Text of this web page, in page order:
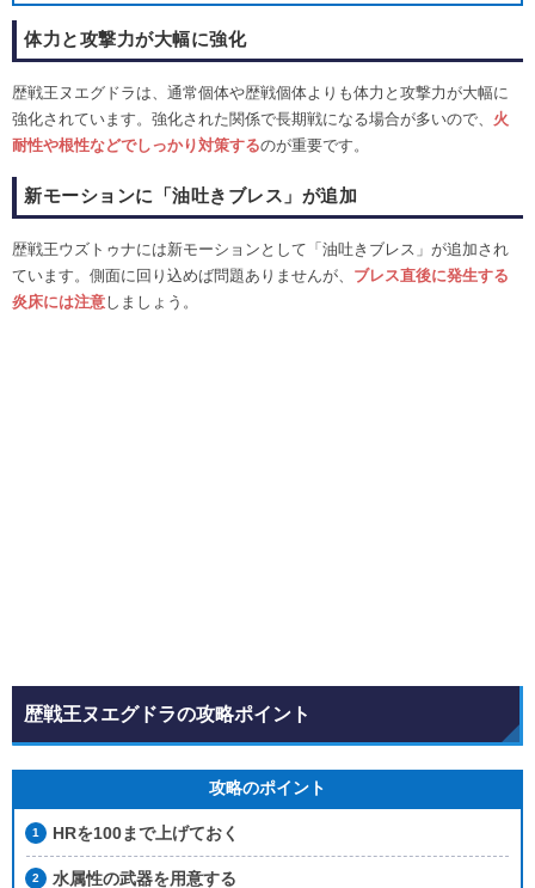
体力と攻撃力が大幅に強化
歴戦王ヌエグドラは、通常個体や歴戦個体よりも体力と攻撃力が大幅に
強化されています。強化された関係で長期戦になる場合が多いので、 火
耐性や根性などでしっかり対策するのが重要です。
新モーションに「油吐きブレス」が追加
歴戦王ウズトゥナには新モーションとして「油吐きブレス」が追加され
ています。側面に回り込めば問題ありませんが、 ブレス直後に発生する
炎床には注意しましょう。
歴戦王ヌエグドラの攻略ポイント
攻略のポイント
HRを100まで上げておく
水属性の武器を用意する